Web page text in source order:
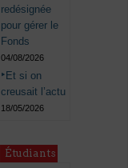
redésignée
pour gérer le
Fonds
04/08/2026
Et si on
creusait l’actu
18/05/2026
Étudiants